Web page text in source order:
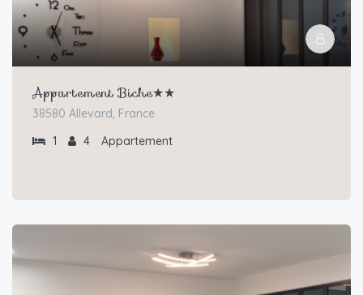
Appartement Biche★★
38580 Allevard, France
1
4 Appartement